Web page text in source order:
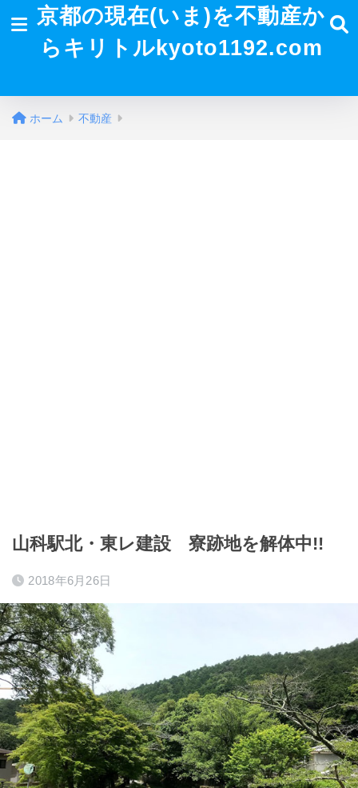
京都の現在(いま)を不動産か
らキリトルkyoto1192.com
ホーム 不動産
山科駅北・東レ建設 寮跡地を解体中!!
2018年6月26日